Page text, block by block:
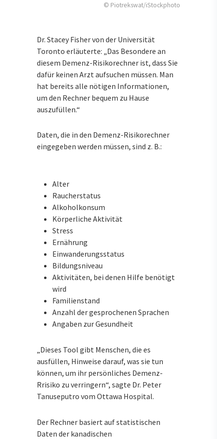
© Piotrekswat/iStockphoto
Dr. Stacey Fisher von der Universität
Toronto erläuterte: „Das Besondere an
diesem Demenz-Risikorechner ist, dass Sie
dafür keinen Arzt aufsuchen müssen. Man
hat bereits alle nötigen Informationen,
um den Rechner bequem zu Hause
auszufüllen.“
Daten, die in den Demenz-Risikorechner
eingegeben werden müssen, sind z. B.:
Alter
Raucherstatus
Alkoholkonsum
Körperliche Aktivität
Stress
Ernährung
Einwanderungsstatus
Bildungsniveau
Aktivitäten, bei denen Hilfe benötigt
wird
Familienstand
Anzahl der gesprochenen Sprachen
Angaben zur Gesundheit
„Dieses Tool gibt Menschen, die es
ausfüllen, Hinweise darauf, was sie tun
können, um ihr persönliches Demenz-
Rrisiko zu verringern“, sagte Dr. Peter
Tanuseputro vom Ottawa Hospital.
Der Rechner basiert auf statistischen
Daten der kanadischen